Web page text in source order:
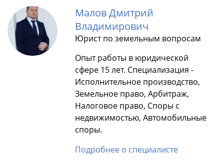
Малов Дмитрий
Владимирович
Юрист по земельным вопросам
Опыт работы в юридической
сфере 15 лет. Специализация -
Исполнительное производство,
Земельное право, Арбитраж,
Налоговое право, Споры с
недвижимостью, Автомобильные
споры.
Подробнее о специалисте